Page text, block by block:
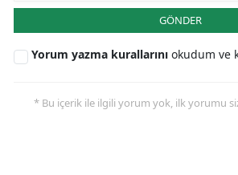
GÖNDER
Yorum yazma kurallarını okudum ve
* Bu içerik ile ilgili yorum yok, ilk yorumu